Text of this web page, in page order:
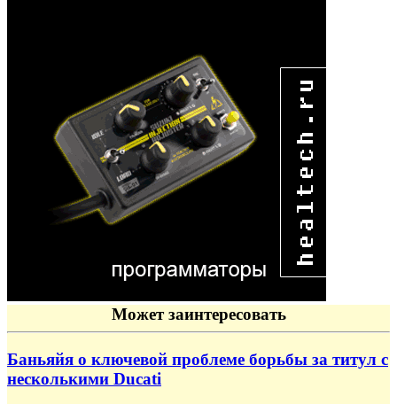
Может заинтересовать
Баньяйя о ключевой проблеме борьбы за титул с
несколькими Ducati